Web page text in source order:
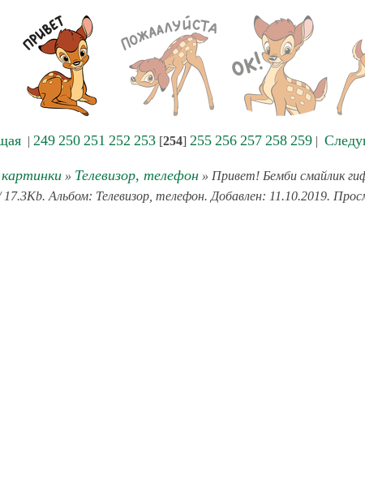
| 249 250 251 252 253[254] 255 256 257 258 259|
» Телевизор, телефон » Привет! Бемби смайлик
17.3Kb. Альбом: Телевизор, телефон. Добавлен: 11.10.2019.